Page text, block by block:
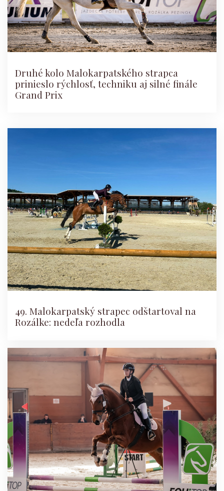
Druhé kolo Malokarpatského strapca
prinieslo rýchlosť, techniku aj silné finále
Grand Prix
49. Malokarpatský strapec odštartoval na
Rozálke: nedeľa rozhodla